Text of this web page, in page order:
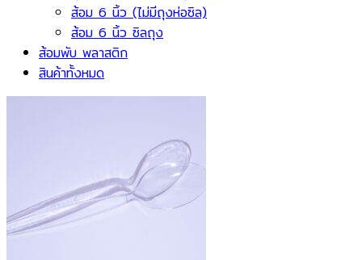
ส้อม 6 นิ้ว (ไม่มีถุงห่อซิล)
ส้อม 6 นิ้ว ซิลถุง
ส้อมพับ พลาสติก
สินค้าทั้งหมด